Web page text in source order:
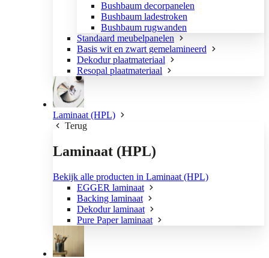
Bushbaum decorpanelen
Bushbaum ladestroken
Bushbaum rugwanden
Standaard meubelpanelen
Basis wit en zwart gemelamineerd
Dekodur plaatmateriaal
Resopal plaatmateriaal
Laminaat (HPL)
Terug
Laminaat (HPL)
Bekijk alle producten in Laminaat (HPL)
EGGER laminaat
Backing laminaat
Dekodur laminaat
Pure Paper laminaat